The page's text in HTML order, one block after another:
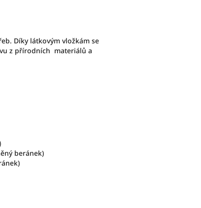
Díky látkovým vložkám se
z přírodních materiálů a
beránek)